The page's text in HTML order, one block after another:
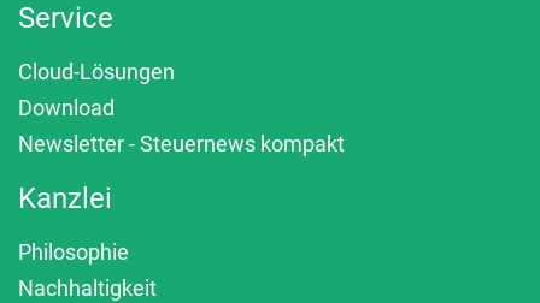
Service
Cloud-Lösungen
Download
Newsletter - Steuernews kompakt
Kanzlei
Philosophie
Nachhaltigkeit